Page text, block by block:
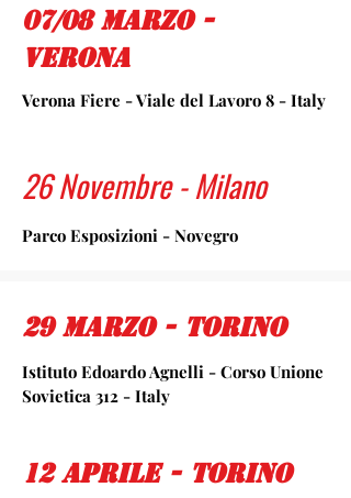
07/08 Marzo -
Verona
Verona Fiere - Viale del Lavoro 8 - Italy
26 Novembre - Milano
Parco Esposizioni - Novegro
29 Marzo - Torino
Istituto Edoardo Agnelli - Corso Unione
Sovietica 312 - Italy
12 Aprile - torino